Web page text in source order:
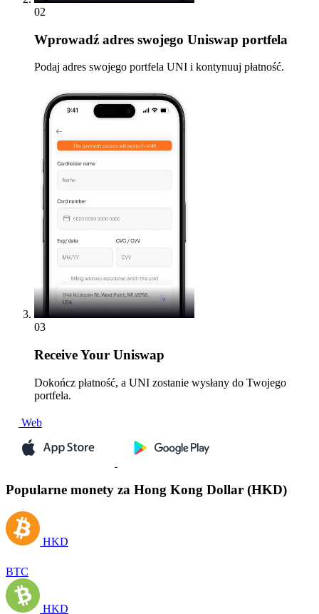
02
Wprowadź adres swojego Uniswap portfela
Podaj adres swojego portfela UNI i kontynuuj płatność.
03
ReceiveYour Uniswap
Dokończ płatność, a UNI zostanie wysłany do Twojego
portfela.
Web
Popularne monety za Hong Kong Dollar (HKD)
HKD
BTC
HKD